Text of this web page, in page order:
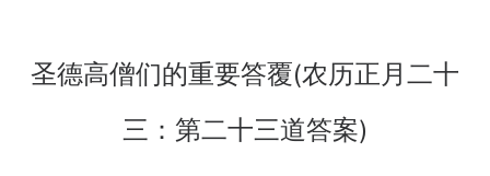
圣德高僧们的重要答覆(农历正月二十
三：第二十三道答案)